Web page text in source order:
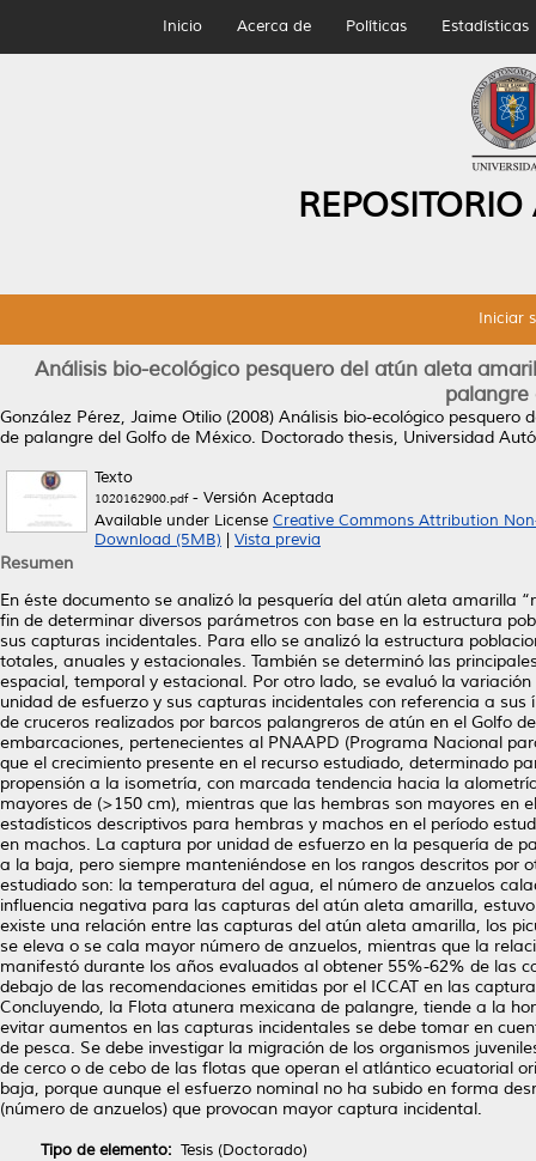
Inicio Acerca de Políticas Estadísticas
Iniciar
Análisis bio-ecológico pesquero del atún aleta
González Pérez, Jaime Otilio (2008) Análisis bio-ecológico pesquero
de palangre del Golfo de México. Doctorado thesis, Universidad
Texto
1020162900.pdf- Versión Aceptada
Available under License Creative Commons Attribution
Download (5MB)
Vista previa
Resumen
En éste documento se analizó la pesquería del atún aleta amarilla
fin de determinar diversos parámetros con base en la estructura
sus capturas incidentales. Para ello se analizó la estructura
totales, anuales y estacionales. También se determinó las
espacial, temporal y estacional. Por otro lado, se evaluó la
unidad de esfuerzo y sus capturas incidentales con referencia a
de cruceros realizados por barcos palangreros de atún en el Golfo
embarcaciones, pertenecientes al PNAAPD (Programa Nacional
que el crecimiento presente en el recurso estudiado, determinado
propensión a la isometría, con marcada tendencia hacia la
mayores de (>150 cm), mientras que las hembras son mayores en
estadísticos descriptivos para hembras y machos en el período
en machos. La captura por unidad de esfuerzo en la pesquería de
a la baja, pero siempre manteniéndose en los rangos descritos
estudiado son: la temperatura del agua, el número de anzuelos
influencia negativa para las capturas del atún aleta amarilla,
existe una relación entre las capturas del atún aleta amarilla, los
se eleva o se cala mayor número de anzuelos, mientras que la
manifestó durante los años evaluados al obtener 55%-62% de las
debajo de las recomendaciones emitidas por el ICCAT en las
Concluyendo, la Flota atunera mexicana de palangre, tiende a la
evitar aumentos en las capturas incidentales se debe tomar en
de pesca. Se debe investigar la migración de los organismos
de cerco o de cebo de las flotas que operan el atlántico ecuatorial
baja, porque aunque el esfuerzo nominal no ha subido en forma
(número de anzuelos) que provocan mayor captura incidental.
Tipo de elemento: Tesis (Doctorado)